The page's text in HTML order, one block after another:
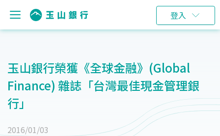
登入
玉山銀行榮獲《全球金融》(Global
Finance) 雜誌「台灣最佳現金管理銀
行」
2016/01/03